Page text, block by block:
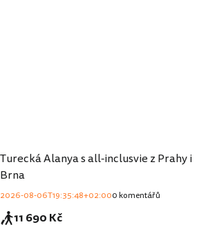
Turecká Alanya s all-inclusvie z Prahy i
Brna
2026-08-06T19:35:48+02:000 komentářů
11 690 Kč